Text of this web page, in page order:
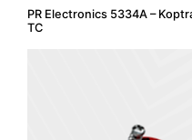
PR Electronics 5334A –
TC